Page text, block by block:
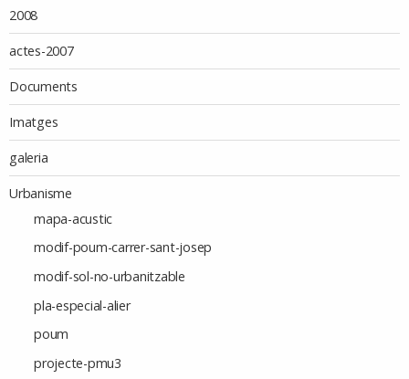
2008
actes-2007
Documents
Imatges
galeria
Urbanisme
mapa-acustic
modif-poum-carrer-sant-josep
modif-sol-no-urbanitzable
pla-especial-alier
poum
projecte-pmu3